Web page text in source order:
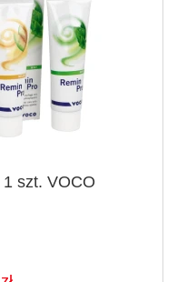
szt. VOCO